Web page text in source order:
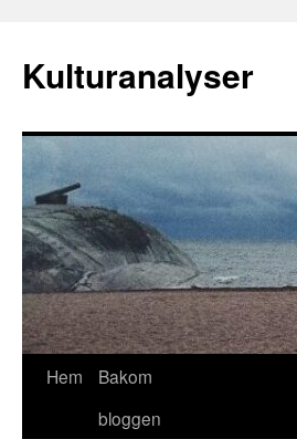
innehåll
Kulturanalyser
Hem
Bakom
bloggen